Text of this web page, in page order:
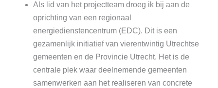
Als lid van het projectteam droeg ik bij aan de
oprichting van een regionaal
energiedienstencentrum (EDC). Dit is een
gezamenlijk initiatief van vierentwintig Utrechtse
gemeenten en de Provincie Utrecht. Het is de
centrale plek waar deelnemende gemeenten
samenwerken aan het realiseren van concrete